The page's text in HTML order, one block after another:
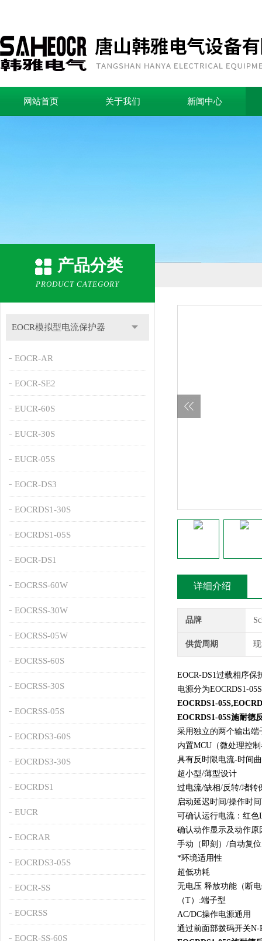
网站首页 关于我们 新闻中心
产品分类
PRODUCT CATEGORY
EOCR模拟型电流保护器
EOCR-AR
EOCR-SE2
EUCR-60S
EUCR-30S
EUCR-05S
EOCR-DS3
EOCRDS1-30S
EOCRDS1-05S
EOCR-DS1
EOCRSS-60W
EOCRSS-30W
EOCRSS-05W
EOCRSS-60S
EOCRSS-30S
EOCRSS-05S
EOCRDS3-60S
EOCRDS3-30S
EOCRDS1
EUCR
EOCRAR
EOCRDS3-05S
EOCR-SS
EOCRSS
EOCR-SS-60S
详细介绍
品牌
供货周期
EOCR-DS1过载相序
电源分为EOCRDS1-
EOCRDS1-
EOCRDS1-05S施耐德
采用独立的两个输出端
内置MCU（微处理控
具有反时限电流-时间
超小型/薄型设计
过电流/缺相/反转/堵转
启动延迟时间/操作时
可确认运行电流：红色
确认动作显示及动作原
手动（即刻）/自动复位
*环境适用性
超低功耗
无电压 释放功能（断
（T）:端子型
AC/DC操作电源通用
通过前面部拨码开关